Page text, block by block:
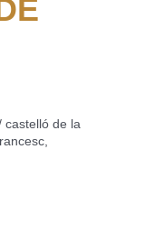
castelló de la
,